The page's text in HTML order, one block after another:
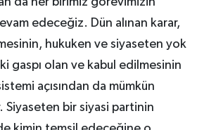
edeceğiz. Dün alınan karar,
hukuken ve siyaseten yok
gaspı olan ve kabul edilmesinin
açısından da mümkün
Siyaseten bir siyasi partinin